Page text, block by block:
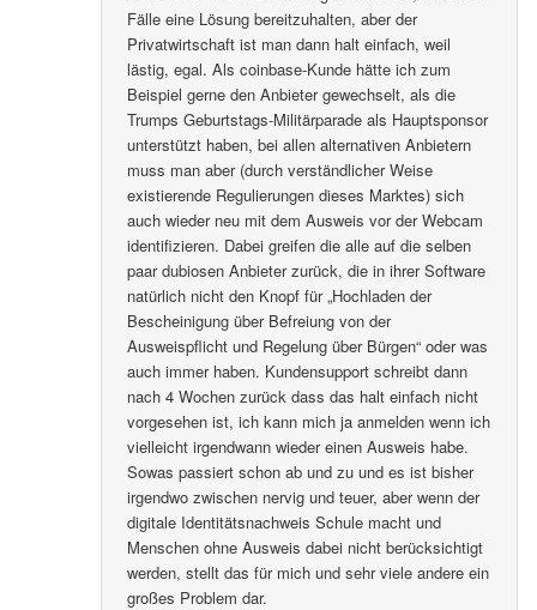
Fälle eine Lösung bereitzuhalten, aber der
Privatwirtschaft ist man dann halt einfach, weil
lästig, egal. Als coinbase-Kunde hätte ich zum
Beispiel gerne den Anbieter gewechselt, als die
Trumps Geburtstags-Militärparade als Hauptsponsor
unterstützt haben, bei allen alternativen Anbietern
muss man aber (durch verständlicher Weise
existierende Regulierungen dieses Marktes) sich
auch wieder neu mit dem Ausweis vor der Webcam
identifizieren. Dabei greifen die alle auf die selben
paar dubiosen Anbieter zurück, die in ihrer Software
natürlich nicht den Knopf für „Hochladen der
Bescheinigung über Befreiung von der
Ausweispflicht und Regelung über Bürgen“ oder was
auch immer haben. Kundensupport schreibt dann
nach 4 Wochen zurück dass das halt einfach nicht
vorgesehen ist, ich kann mich ja anmelden wenn ich
vielleicht irgendwann wieder einen Ausweis habe.
Sowas passiert schon ab und zu und es ist bisher
irgendwo zwischen nervig und teuer, aber wenn der
digitale Identitätsnachweis Schule macht und
Menschen ohne Ausweis dabei nicht berücksichtigt
werden, stellt das für mich und sehr viele andere ein
großes Problem dar.